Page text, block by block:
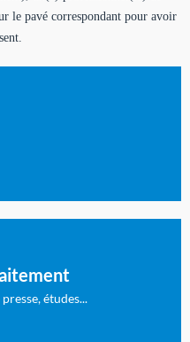
le pavé correspondant pour avoir
les rubriques qui
études...
dans la presse